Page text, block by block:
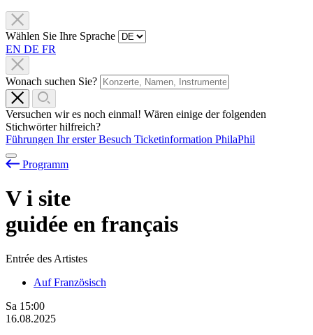
Wählen Sie Ihre Sprache
EN DE FR
Wonach suchen Sie?
Versuchen wir es noch einmal! Wären einige der folgenden
Stichwörter hilfreich?
Führungen Ihr erster Besuch Ticketinformation PhilaPhil
Programm
Vi site
guidée en français
Entrée des Artistes
Auf Französisch
Sa 15:00
16.08.2025